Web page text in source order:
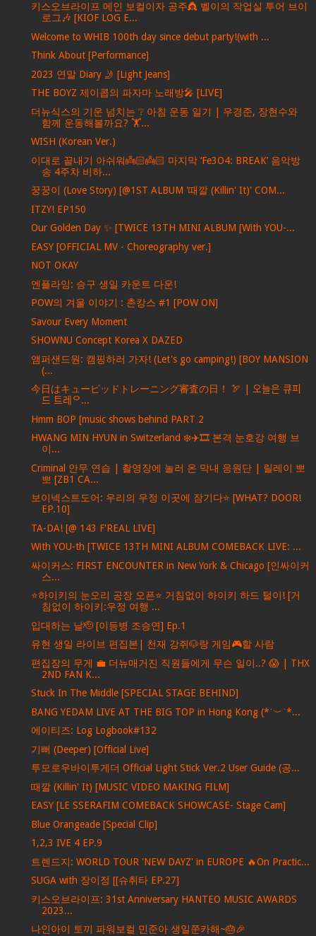
키스오브라이프 메인 보컬이자 공주👸 벨이의 작업실 투어 브이
로그🎶 [KIOF LOG E...
Welcome to WHIB 100th day since debut party!(with ...
Think About [Performance]
2023 연말 Diary 🤳 [Light Jeans]
THE BOYZ 제이콥의 파자마 노래방🎤 [LIVE]
더뉴식스의 기운 넘치는 ❔ 아침 운동 일기 | 우경준, 장현수와
함께 운동해볼까요? 🏋️...
WISH (Korean Ver.)
이대로 끝내기 아쉬워👼🏻👼🏻 마지막 ‘Fe3O4: BREAK’ 음악방
송 4주차 비하...
꿍꿍이 (Love Story) [@1ST ALBUM '때깔 (Killin' It)' COM...
ITZY! EP150
Our Golden Day ✨ [TWICE 13TH MINI ALBUM [With YOU-...
EASY [OFFICIAL MV - Choreography ver.]
NOT OKAY
엔플라잉: 승구 생일 카운트 다운!
POW의 겨울 이야기 : 촌캉스 #1 [POW ON]
Savour Every Moment
SHOWNU Concept Korea X DAZED
앰퍼샌드원: 캠핑하러 가자! (Let's go camping!) [BOY MANSION
(...
今日はキューピッドトレーニング審査の日！ 🏹 | 오늘은 큐피
드 트레ᄋ...
Hmm BOP [music shows behind PART 2
HWANG MIN HYUN in Switzerland ❄️✈️🎞️ 본격 눈호강 여행 브
이...
Criminal 안무 연습 | 촬영장에 놀러 온 막내 응원단 | 릴레이 뽀
뽀 [ZB1 CA...
보이넥스트도어: 우리의 우정 이곳에 잠기다⭐️ [WHAT? DOOR!
EP.10]
TA-DA! [@ 143 F'REAL LIVE]
With YOU-th [TWICE 13TH MINI ALBUM COMEBACK LIVE: ...
싸이커스: FIRST ENCOUNTER in New York & Chicago [인싸이커
스...
⭐하이키의 눈오리 공장 오픈⭐ 거침없이 하이키 하드 털이! [거
침없이 하이키:우정 여행 ...
입대하는 날🫡 [이등병 조승연] Ep.1
유현 생일 라이브 편집본| 천재 강쥐🐶랑 게임🎮할 사람
편집장의 무게 💼 더뉴매거진 직원들에게 무슨 일이..? 😱 | THX
2ND FAN K...
Stuck In The Middle [SPECIAL STAGE BEHIND]
BANG YEDAM LIVE AT THE BIG TOP in Hong Kong (*˙︶˙*...
에이티즈: Log Logbook#132
기뻐 (Deeper) [Official Live]
투모로우바이투게더 Official Light Stick Ver.2 User Guide (공...
때깔 (Killin' It) [MUSIC VIDEO MAKING FILM]
EASY [LE SSERAFIM COMEBACK SHOWCASE- Stage Cam]
Blue Orangeade [Special Clip]
1,2,3 IVE 4 EP.9
트렌드지: WORLD TOUR 'NEW DAYZ' in EUROPE 🔥On Practic...
SUGA with 장이정 [[슈취타 EP.27]
키스오브라이프: 31st Anniversary HANTEO MUSIC AWARDS
2023...
나인아이 토끼 파워보컬 민준아 생일쭌카해~🎂🎉